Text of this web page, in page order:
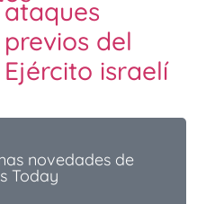
ataques
previos del
Ejército israelí
novedades de
Today